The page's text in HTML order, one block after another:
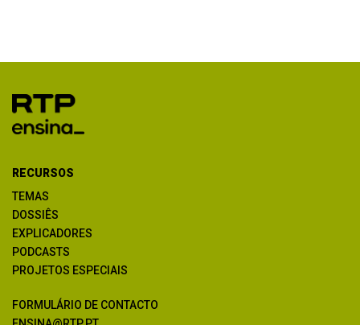
RECURSOS
TEMAS
DOSSIÊS
EXPLICADORES
PODCASTS
PROJETOS ESPECIAIS
FORMULÁRIO DE CONTACTO